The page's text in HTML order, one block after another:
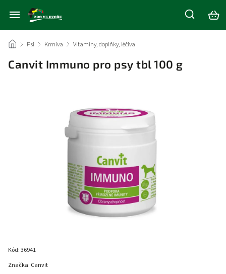
/ Psi / Krmiva / Vitamíny, doplňky, léčiva
Canvit Immuno pro psy tbl 100 g
Kód:36941
Značka: Canvit